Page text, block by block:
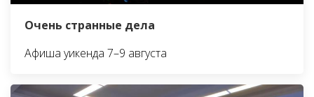
Очень странные дела
Афиша уикенда 7–9 августа